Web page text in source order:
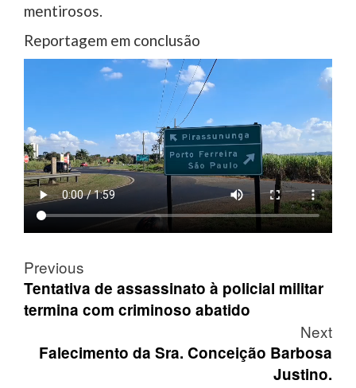
mentirosos.
Reportagem em conclusão
Post
navigation
Previous
Tentativa de assassinato à policial militar
termina com criminoso abatido
Next
Falecimento da Sra. Conceição Barbosa
Justino.